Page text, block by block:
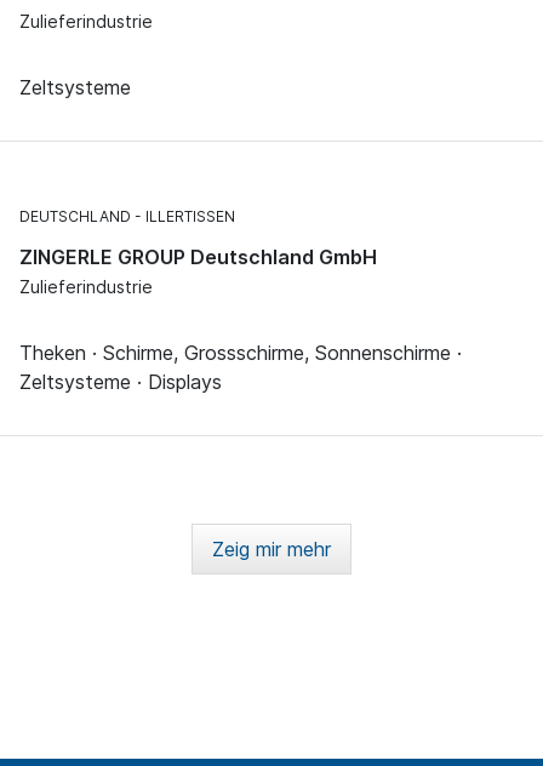
Zulieferindustrie
Zeltsysteme
DEUTSCHLAND ILLERTISSEN
ZINGERLE GROUP Deutschland GmbH
Zulieferindustrie
Theken · Schirme, Grossschirme, Sonnenschirme ·
Zeltsysteme · Displays
Zeig mir mehr